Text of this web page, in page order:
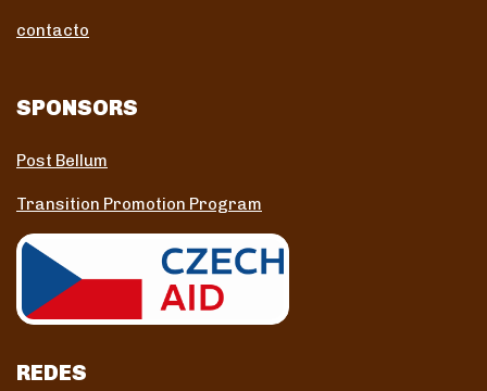
contacto
SPONSORS
Post Bellum
Transition Promotion Program
REDES